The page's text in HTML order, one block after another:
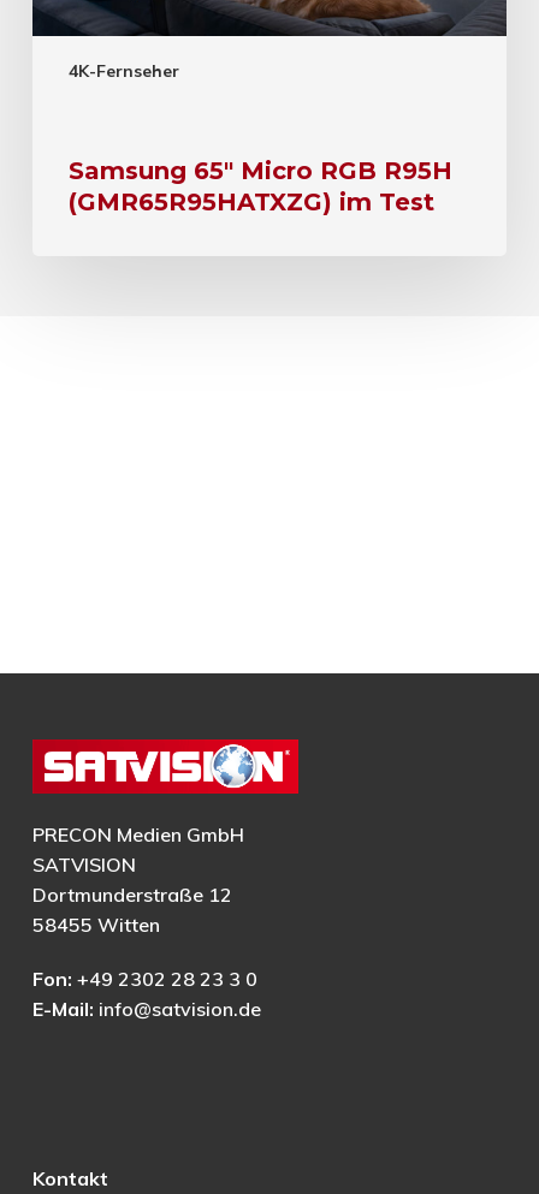
4K-Fernseher
Samsung 65″ Micro RGB R95H
(GMR65R95HATXZG) im Test
PRECON Medien GmbH
SATVISION
Dortmunderstraße 12
58455 Witten
Fon: +49 2302 28 23 3 0
E-Mail: info@satvision.de
Kontakt